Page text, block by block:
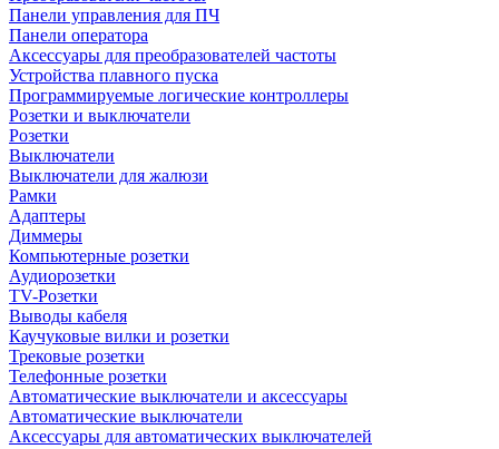
Панели управления для ПЧ
Панели оператора
Аксессуары для преобразователей частоты
Устройства плавного пуска
Программируемые логические контроллеры
Розетки и выключатели
Розетки
Выключатели
Выключатели для жалюзи
Рамки
Адаптеры
Диммеры
Компьютерные розетки
Аудиорозетки
TV-Розетки
Выводы кабеля
Каучуковые вилки и розетки
Трековые розетки
Телефонные розетки
Автоматические выключатели и аксессуары
Автоматические выключатели
Аксессуары для автоматических выключателей